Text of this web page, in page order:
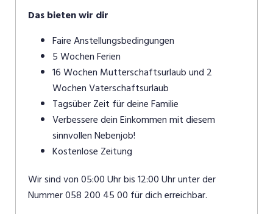
Das bieten wir dir
Faire Anstellungsbedingungen
5 Wochen Ferien
16 Wochen Mutterschaftsurlaub und 2
Wochen Vaterschaftsurlaub
Tagsüber Zeit für deine Familie
Verbessere dein Einkommen mit diesem
sinnvollen Nebenjob!
Kostenlose Zeitung
Wir sind von 05:00 Uhr bis 12:00 Uhr unter der
Nummer 058 200 45 00 für dich erreichbar.